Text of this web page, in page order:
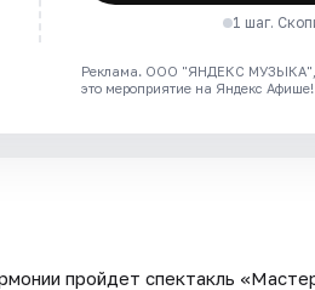
1 шаг.
Реклама. ООО "ЯНДЕКС МУЗЫКА",
это мероприятие на Яндекс Афише!
пройдет спектакль